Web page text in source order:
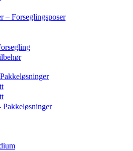
– Forseglingsposer
Pakkeløsninger